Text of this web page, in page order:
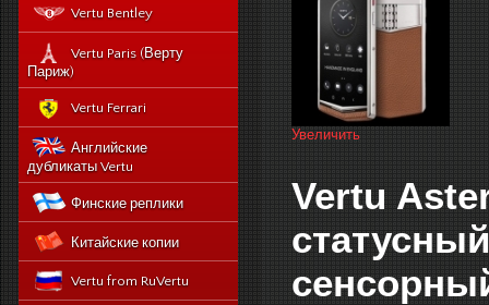
Новый Vertu Signature
New Touch
Vertu Constellation X duos
Sim - смартфон Верту
Констелейшен икс на две
сим карты
Vertu Signature touch
Vertu Aster (Верту Астер)
Vertu Ti
Vertu Constellation V
noviy-vertu-signature-
new-touch
catalog
Vertu Bentley
Vertu Paris (Верту
Париж)
Vertu Ferrari
Английские
дубликаты Vertu
Финские реплики
Китайские копии
Vertu from RuVertu
Увеличить
Vertu